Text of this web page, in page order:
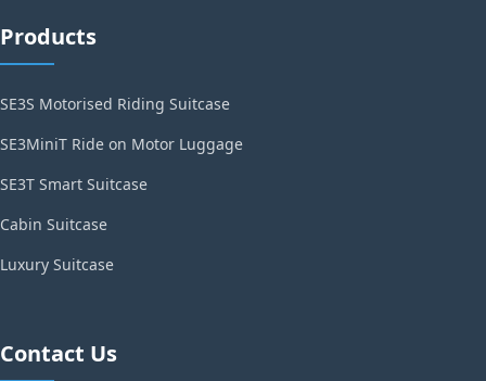
Products
SE3S Motorised Riding Suitcase
SE3MiniT Ride on Motor Luggage
SE3T Smart Suitcase
Cabin Suitcase
Luxury Suitcase
Contact Us